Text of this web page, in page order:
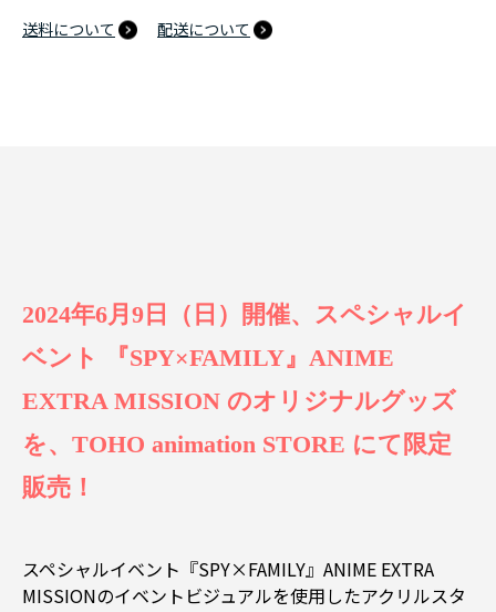
送料について 配送について
2024年6月9日（日）開催、スペシャルイ
ベント 『SPY×FAMILY』ANIME
EXTRA MISSION のオリジナルグッズ
を、TOHO animation STORE にて限定
販売！
スペシャルイベント『SPY×FAMILY』ANIME EXTRA
MISSIONのイベントビジュアルを使用したアクリルスタ